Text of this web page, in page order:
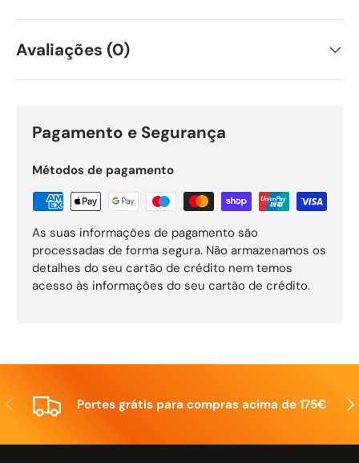
Avaliações (0)
Pagamento e Segurança
Métodos de pagamento
As suas informações de pagamento são
processadas de forma segura. Não armazenamos os
detalhes do seu cartão de crédito nem temos
acesso às informações do seu cartão de crédito.
Anterior Portes grátis para compras acima de 175€